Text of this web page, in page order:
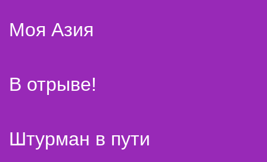
Моя Азия
В отрыве!
Штурман в пути